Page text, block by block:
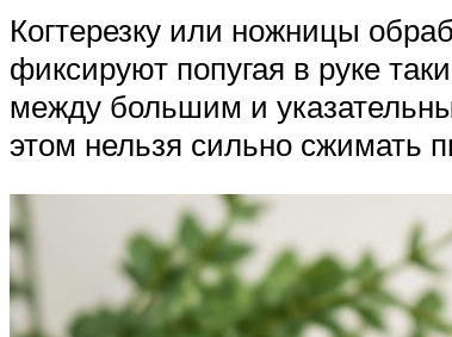
Когтерезку или ножницы
фиксируют попугая в руке
между большим и
этом нельзя сильно сжимать